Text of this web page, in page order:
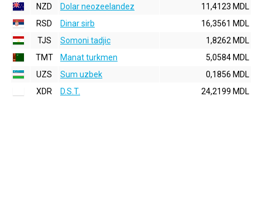
NZD
Dolar neozeelandez
11,4123 MDL
RSD
Dinar sirb
16,3561 MDL
TJS
Somoni tadjic
1,8262 MDL
TMT
Manat turkmen
5,0584 MDL
UZS
Sum uzbek
0,1856 MDL
XDR
D.S.T. 24,2199 MDL